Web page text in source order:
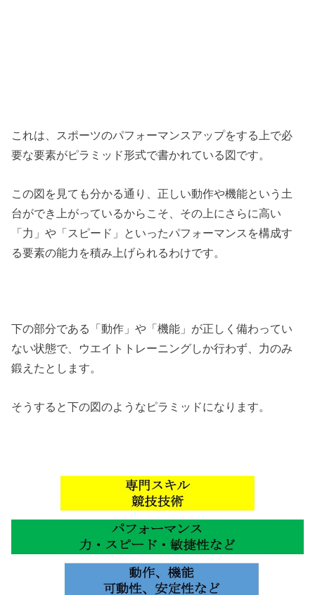
これは、スポーツのパフォーマンスアップをする上で必
要な要素がピラミッド形式で書かれている図です。
この図を見ても分かる通り、正しい動作や機能という土
台ができ上がっているからこそ、その上にさらに高い
「力」や「スピード」といったパフォーマンスを構成す
る要素の能力を積み上げられるわけです。
下の部分である「動作」や「機能」が正しく備わってい
ない状態で、ウエイトトレーニングしか行わず、力のみ
鍛えたとします。
そうすると下の図のようなピラミッドになります。